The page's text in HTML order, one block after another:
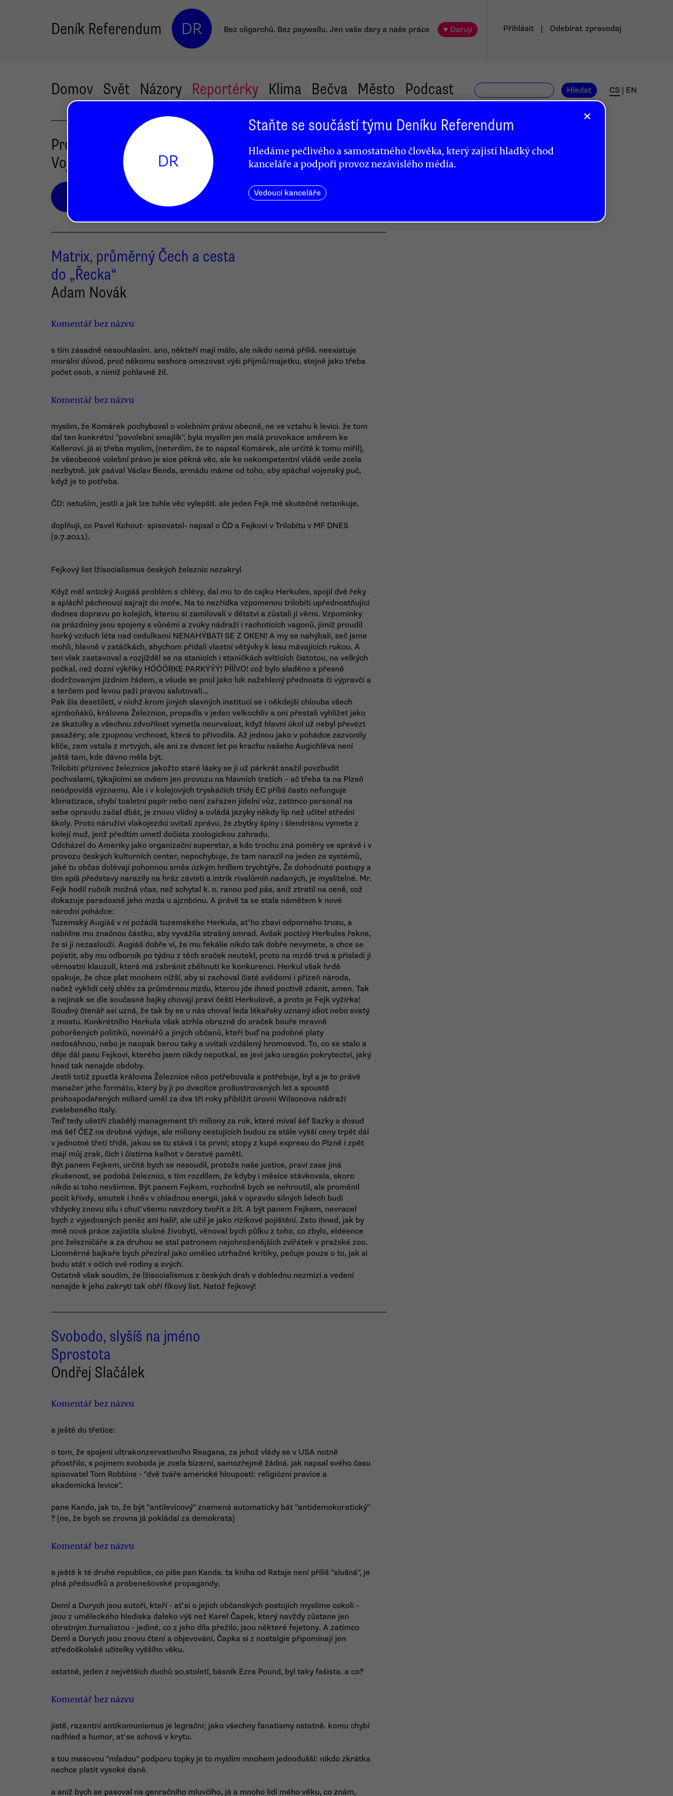
Deník Referendum DR Bez oligarchů. Bez paywallu. Jen vaše dary a naše práce ♥ Daruji Přihlásit Odebírat zpravodaj
Domov Svět Názory Reportérky Klima Bečva Město Podcast Hledat CS EN
Profil čtenáře:
Vojtěch
Varyš
divadelní kritik
vojtech.varys@gmail.com
Matrix, průměrný Čech a cesta
do „Řecka“
Adam Novák
Komentář bez názvu
s tím zásadně nesouhlasím. ano, někteří mají málo, ale nikdo nemá příliš. neexistuje
morální důvod, proč někomu seshora omezovat výši přijmů/majetku, stejně jako třeba
počet osob, s nimiž pohlavně žil.
Komentář bez názvu
myslím, že Komárek pochyboval o volebním právu obecně, ne ve vztahu k levici. že tom
dal ten konkrétní "povolební smajlík", byla myslím jen malá provokace směrem ke
Kellerovi. já si třeba myslím, (netvrdím, že to napsal Komárek, ale určitě k tomu mířil),
že všeobecné volební právo je sice pěkná věc, ale ke nekompetentní vládě vede zcela
nezbytně. jak psával Václav Benda, armádu máme od toho, aby spáchal vojenský puč,
když je to potřeba.
ČD: netuším, jestli a jak lze tuhle věc vylepšit. ale jeden Fejk mě skutečně netankuje.
doplňuji, co Pavel Kohout- spisovatel- napsal o ČD a Fejkovi v Trilobitu v MF DNES
(2.7.2011).
Fejkový list lžisocialismus českých železnic nezakryl
Když měl antický Augiáš problém s chlévy, dal mu to do cajku Herkules, spojil dvě řeky
a spláchl páchnoucí sajrajt do moře. Na to nezřídka vzpomenou trilobiti upřednostňující
dodnes dopravu po kolejích, kterou si zamilovali v dětství a zůstali jí věrni. Vzpomínky
na prázdniny jsou spojeny s vůněmi a zvuky nádraží i rachotících vagonů, jimiž proudil
horký vzduch léta nad cedulkami NENAHÝBATI SE Z OKEN! A my se nahýbali, seč jsme
mohli, hlavně v zatáčkách, abychom přidali vlastní větývky k lesu mávajících rukou. A
ten vlak zastavoval a rozjížděl se na stanicích i staničkách svítících čistotou, na velkých
počkal, než dozní výkřiky HÓÓÓRKE PARKÝÝÝ! PÍÍÍVO! což bylo sladěno s přesně
dodržovaným jízdním řádem, a všude se pnul jako luk nažehlený přednosta či výpravčí a
s terčem pod levou paží pravou salutovali...
Pak šla desetiletí, v nichž krom jiných slavných institucí se i někdejší chlouba všech
ajznboňáků, královna Železnice, propadla v jeden velkochlív a oni přestali vyhlížet jako
ze škatulky a všechnu zdvořilost vymetla neurvalost, když hlavní úkol už nebyl převézt
pasažéry, ale zpupnou vrchnost, která to přivodila. Až jednou jako v pohádce zazvonily
klíče, zem vstala z mrtvých, ale ani za dvacet let po krachu našeho Augichléva není
ještě tam, kde dávno měla být.
Trilobití příznivec železnice jakožto staré lásky se ji už párkrát snažil povzbudit
pochvalami, týkajícími se ovšem jen provozu na hlavních tratích – ač třeba ta na Plzeň
neodpovídá významu. Ale i v kolejových tryskáčích třídy EC příliš často nefunguje
klimatizace, chybí toaletní papír nebo není zařazen jídelní vůz, zatímco personál na
sebe opravdu začal dbát, je znovu vlídný a ovládá jazyky někdy líp než učitel střední
školy. Proto náruživí vlakojezdci uvítali zprávu, že zbytky špíny i šlendriánu vymete z
kolejí muž, jenž předtím umetl dočista zoologickou zahradu.
Odcházel do Ameriky jako organizační superstar, a kdo trochu zná poměry ve správě i v
provozu českých kulturních center, nepochybuje, že tam narazil na jeden ze systémů,
jaké tu občas dolévají pohonnou směs úzkým hrdlem trychtýře. Že dohodnuté postupy a
tím spíš představy narazily na hráz závisti a intrik rivalůmíň nadaných, je myslitelné. Mr.
Fejk hodil ručník možná včas, než schytal k. o. ranou pod pás, aniž ztratil na ceně, což
dokazuje paradoxně jeho mzda u ajznbónu. A právě ta se stala námětem k nové
národní pohádce:
Tuzemský Augiáš v ní požádá tuzemského Herkula, ať ho zbaví odporného trusu, a
nabídne mu značnou částku, aby vyvážila strašný smrad. Avšak poctivý Herkules řekne,
že si ji nezaslouží. Augiáš dobře ví, že mu fekálie nikdo tak dobře nevymete, a chce se
pojistit, aby mu odborník po týdnu z těch sraček neutekl, proto na mzdě trvá a přisladí ji
věrnostní klauzulí, která má zabránit zběhnutí ke konkurenci. Herkul však hrdě
opakuje, že chce plat mnohem nižší, aby si zachoval čisté svědomí i přízeň národa,
načež vyklidí celý chlév za průměrnou mzdu, kterou jde ihned poctivě zdanit, amen. Tak
a nejinak se dle současné bajky chovají praví čeští Herkulové, a proto je Fejk vyžírka!
Soudný čtenář asi uzná, že tak by se u nás choval leda lékařsky uznaný idiot nebo svatý
z mostu. Konkrétního Herkula však strhla obrazně do sraček bouře mravně
pohoršených politiků, novinářů a jiných občanů, kteří buď na podobné platy
nedosáhnou, nebo je naopak berou taky a uvítali vzdálený hromosvod. To, co se stalo a
děje dál panu Fejkovi, kterého jsem nikdy nepotkal, se jeví jako uragán pokrytectví, jaký
hned tak nenajde obdoby.
Jestli totiž zpustlá královna Železnice něco potřebovala a potřebuje, byl a je to právě
manažer jeho formátu, který by ji po dvacítce prošustrovaných let a spoustě
prohospodařených miliard uměl za dva tři roky přiblížit úrovni Wilsonova nádraží
zvelebeného Italy.
Teď tedy ušetří zbabělý management tři miliony za rok, které míval šéf Sazky a dosud
má šéf ČEZ na drobné výdaje, ale miliony cestujících budou za stále vyšší ceny trpět dál
v jednotné třetí třídě, jakou se tu stává i ta první; stopy z kupé expresu do Plzně i zpět
mají můj zrak, čich i čistírna kalhot v čerstvé paměti.
Být panem Fejkem, určitě bych se nesoudil, protože naše justice, praví zase jiná
zkušenost, se podobá železnici, s tím rozdílem, že kdyby i měsíce stávkovala, skoro
nikdo si toho nevšimne. Být panem Fejkem, rozhodně bych se nehroutil, ale proměnil
pocit křivdy, smutek i hněv v chladnou energii, jaká v opravdu silných lidech budí
vždycky znovu sílu i chuť všemu navzdory tvořit a žít. A být panem Fejkem, nevracel
bych z vyjednaných peněz ani halíř, ale užil je jako rizikové pojištění. Zato ihned, jak by
mně nová práce zajistila slušné živobytí, věnoval bych půlku z toho, co zbylo, eldéence
pro železničáře a za druhou se stal patronem nejohroženějších zvířátek v pražské zoo.
Licoměrné bajkaře bych přezíral jako umělec utrhačné kritiky, pečuje pouze o to, jak si
budu stát v očích své rodiny a svých.
Ostatně však soudím, že lžisocialismus z českých drah v dohlednu nezmizí a vedení
nenajde k jeho zakrytí tak obří fíkový list. Natož fejkový!
Svobodo, slyšíš na jméno
Sprostota
Ondřej Slačálek
Komentář bez názvu
a ještě do třetice:
o tom, že spojení ultrakonzervativního Reagana, za jehož vlády se v USA notně
přiostřilo, s pojmem svoboda je zcela bizarní, samozřejmě žádná. jak napsal svého času
spisovatel Tom Robbins - "dvě tváře americké hlouposti: religiózní pravice a
akademická levice".
pane Kando, jak to, že být "antilevicový" znamená automaticky bát "antidemokoratický"
? (ne, že bych se zrovna já pokládal za demokrata)
Komentář bez názvu
a ještě k té druhé republice, co píše pan Kanda. ta kniha od Rataje není příliš "slušná", je
plná předsudků a probenešovské propagandy.
Deml a Durych jsou autoři, kteří - ať si o jejich občanských postojích myslíme cokoli -
jsou z uměleckého hlediska daleko výš než Karel Čapek, který navždy zůstane jen
obratným žurnalistou - jediné, co z jeho díla přežilo, jsou některé fejetony. A zatímco
Deml a Durych jsou znovu čteni a objevování, Čapka si z nostalgie připomínají jen
středoškolské učitelky vyššího věku.
ostatně, jeden z největších duchů 20.století, básník Ezra Pound, byl taky fašista. a co?
Komentář bez názvu
jistě, razantní antikomunismus je legrační; jako všechny fanatismy ostatně. komu chybí
nadhled a humor, ať se schová v krytu.
s tou masovou "mladou" podporu topky je to myslím mnohem jednodušší: nikdo zkrátka
nechce platit vysoké daně.
a aniž bych se pasoval na genračního mluvčího, já a mnoho lidí mého věku, co znám,
×
DR
Staňte se součástí týmu Deníku Referendum
Hledáme pečlivého a samostatného člověka, který zajistí hladký chod
kanceláře a podpoří provoz nezávislého média.
Vedoucí kanceláře